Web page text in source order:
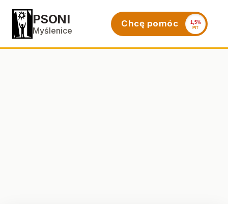
PSONI
Myślenice
Chcę pomóc 1,5%
PIT